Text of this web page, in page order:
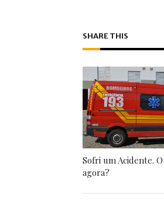
SHARE THIS
Sofri um Acidente.
agora?